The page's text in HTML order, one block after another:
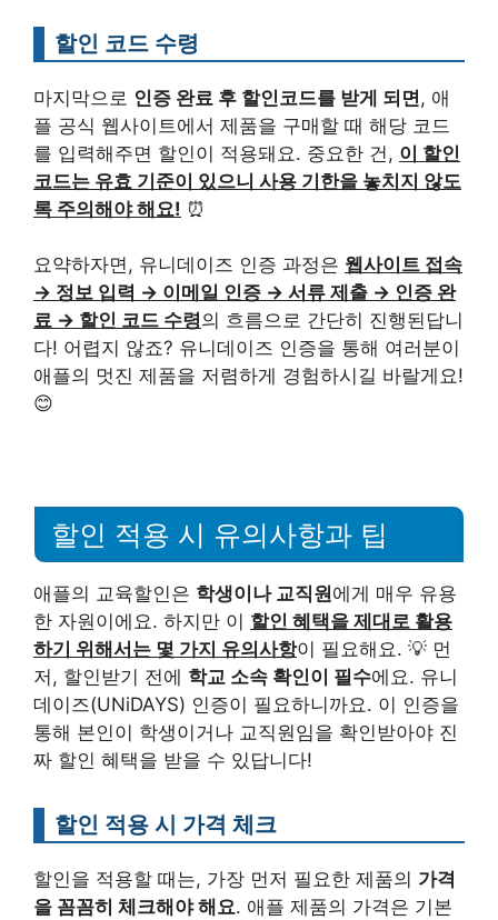
할인 코드 수령
마지막으로 인증 완료 후 할인코드를 받게 되면, 애
플 공식 웹사이트에서 제품을 구매할 때 해당 코드
를 입력해주면 할인이 적용돼요. 중요한 건, 이 할인
코드는 유효 기준이 있으니 사용 기한을 놓치지 않도
록 주의해야 해요! ⏰
요약하자면, 유니데이즈 인증 과정은 웹사이트 접속
→ 정보 입력 → 이메일 인증 → 서류 제출 → 인증 완
료 → 할인 코드 수령의 흐름으로 간단히 진행된답니
다! 어렵지 않죠? 유니데이즈 인증을 통해 여러분이
애플의 멋진 제품을 저렴하게 경험하시길 바랄게요!
😊
할인 적용 시 유의사항과 팁
애플의 교육할인은 학생이나 교직원에게 매우 유용
한 자원이에요. 하지만 이 할인 혜택을 제대로 활용
하기 위해서는 몇 가지 유의사항이 필요해요. 💡 먼
저, 할인받기 전에 학교 소속 확인이 필수에요. 유니
데이즈(UNiDAYS) 인증이 필요하니까요. 이 인증을
통해 본인이 학생이거나 교직원임을 확인받아야 진
짜 할인 혜택을 받을 수 있답니다!
할인 적용 시 가격 체크
할인을 적용할 때는, 가장 먼저 필요한 제품의 가격
을 꼼꼼히 체크해야 해요. 애플 제품의 가격은 기본